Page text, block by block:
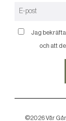
Jag
och att
©2026 Vår